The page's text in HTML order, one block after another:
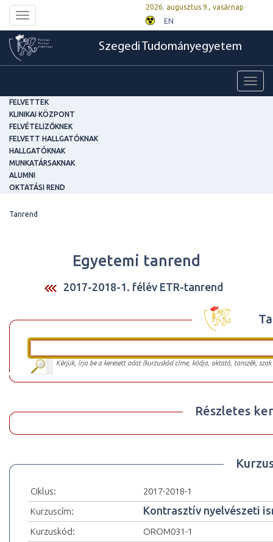
Toggle
navigation
2026. augusztus 9., vasárnap
EN
Szegedi Tudományegyetem
FELVETTEK
KLINIKAI KÖZPONT
FELVÉTELIZŐKNEK
FELVETT HALLGATÓKNAK
HALLGATÓKNAK
MUNKATÁRSAKNAK
ALUMNI
OKTATÁSI REND
Tanrend
Egyetemi tanrend
2017-2018-1. félév ETR-tanrend
Kérjük, írja be a keresett adat (kurzuskód címe, kódja, oktató, tanszék,
Részletes
Ciklus:
2017-2018-1
Kurzuscím:
Kontrasztív nyelvészeti
Kurzuskód:
OROM031-1